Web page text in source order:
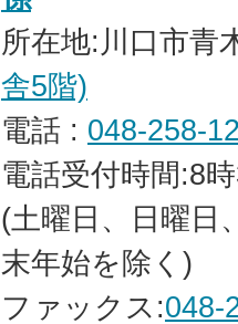
所在地:川口市青
舎5階)
電話 : 048-258-
電話受付時間:8
(土曜日、日曜日
末年始を除く)
ファックス:048-